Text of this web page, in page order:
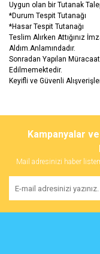
Uygun olan bir Tutanak
*Durum Tespit Tutanağı
*Hasar Tespit Tutanağı
Teslim Alırken Attığınız
Aldım.Anlamındadır.
Sonradan Yapılan
Edilmemektedir.
Keyifli ve Güvenli
Bu
tarafımıza iletebilirsiniz.
Görüş ve önerileriniz
Ürün resmi
Ürün
Ürün fiyatı diğer
Kampanyalar
Mail adresinizi haber